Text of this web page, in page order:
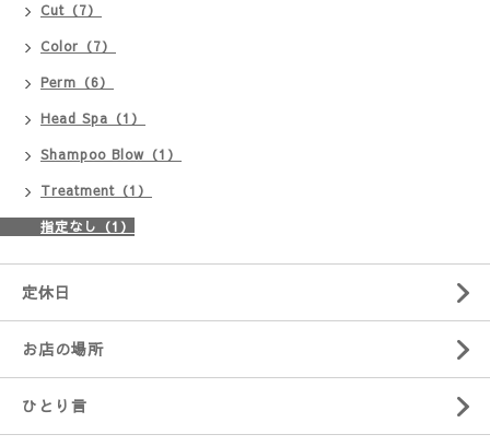
Cut（7）
Color（7）
Perm（6）
Head Spa（1）
Shampoo Blow（1）
Treatment（1）
指定なし（1）
定休日
お店の場所
ひとり言